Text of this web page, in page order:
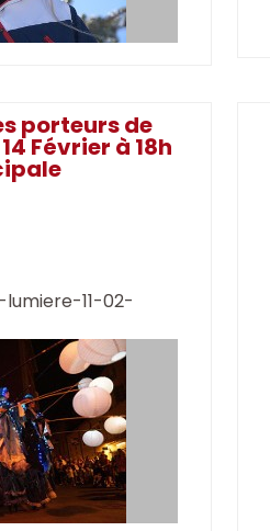
porteurs de
Février à 18h
11-02-